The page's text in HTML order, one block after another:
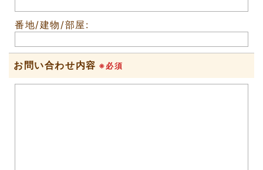
番地/建物/部屋:
お問い合わせ内容 ※必須